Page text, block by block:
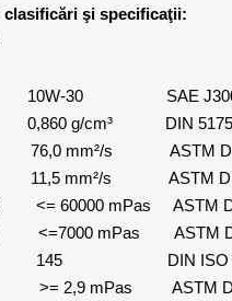
clasificări şi specificaţii:
10W-30 SAE
g/cm³ DIN
mm²/s ASTM D
11,5 mm²/s ASTM D
<= 60000 mPas ASTM
<=7000 mPas ASTM
145 DIN ISO
2,9 mPas ASTM D